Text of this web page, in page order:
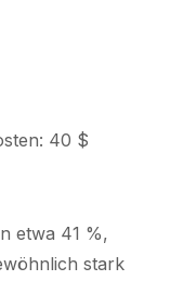
40 $
etwa 41 %,
stark